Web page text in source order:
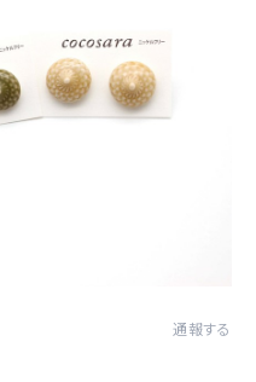
通報する